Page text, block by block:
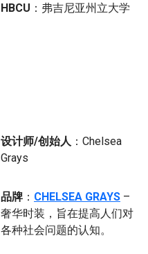
HBCU ：弗吉尼亚州立大学
设计师/创始人 ：Chelsea
Grays
品牌 ： CHELSEA GRAYS –
奢华时装，旨在提高人们对
各种社会问题的认知。